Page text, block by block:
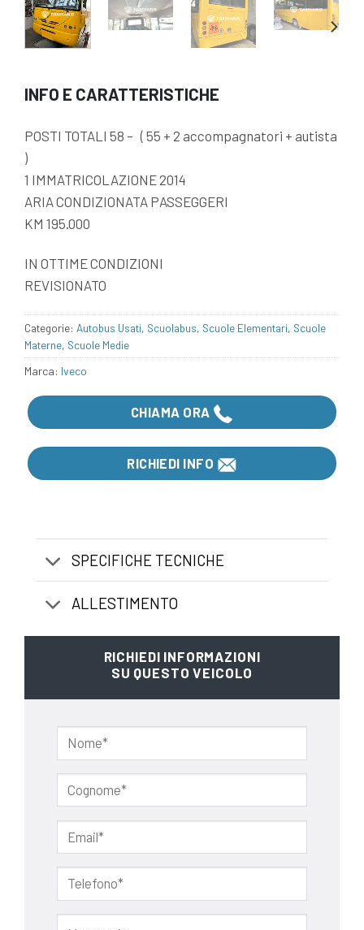
INFO E CARATTERISTICHE
POSTI TOTALI 58 – ( 55 + 2 accompagnatori + autista
)
1 IMMATRICOLAZIONE 2014
ARIA CONDIZIONATA PASSEGGERI
KM 195.000
IN OTTIME CONDIZIONI
REVISIONATO
Categorie: Autobus Usati, Scuolabus, Scuole Elementari, Scuole
Materne, Scuole Medie
Iveco
CHIAMA ORA
RICHIEDI INFO
SPECIFICHE TECNICHE
ALLESTIMENTO
RICHIEDI INFORMAZIONI
SU QUESTO VEICOLO